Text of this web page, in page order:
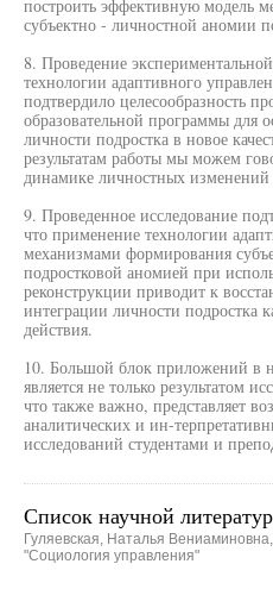
построить эффективную модель
субъектно - личностной аномии
8. Проведение
технологии адаптивного
подтвердило целесообразность
образовательной программы для
личности подростка в новое
результатам работы мы можем
динамике личностных изменений
9. Проведенное исследование
что применение технологии
механизмами формирования
подростковой аномией при
реконструкции приводит к
интеграции личности подростка
действия.
10. Большой блок приложений в
является не только результатом
что также важно, представляет
аналитических и ин-
исследований студентами и
Список научной
Гуляевская, Наталья
"Социология управления"